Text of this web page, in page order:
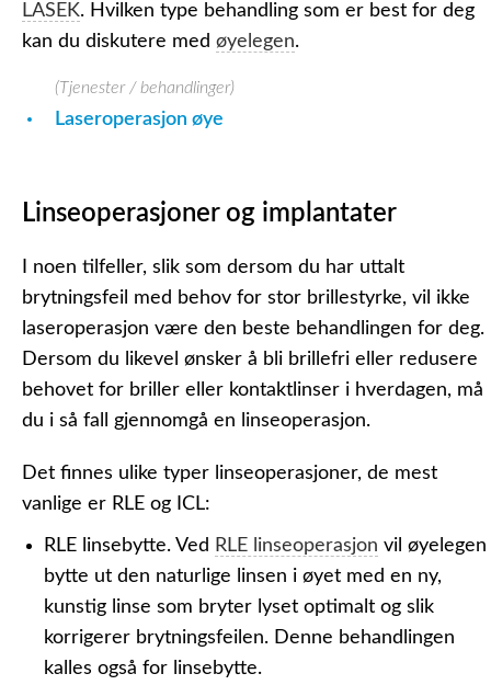
LASEK. Hvilken type behandling som er best for deg
kan du diskutere med øyelegen.
(Tjenester / behandlinger)
Laseroperasjon øye
Linseoperasjoner og implantater
I noen tilfeller, slik som dersom du har uttalt
brytningsfeil med behov for stor brillestyrke, vil ikke
laseroperasjon være den beste behandlingen for deg.
Dersom du likevel ønsker å bli brillefri eller redusere
behovet for briller eller kontaktlinser i hverdagen, må
du i så fall gjennomgå en linseoperasjon.
Det finnes ulike typer linseoperasjoner, de mest
vanlige er RLE og ICL:
RLE linsebytte. Ved RLE linseoperasjon vil øyelegen
bytte ut den naturlige linsen i øyet med en ny,
kunstig linse som bryter lyset optimalt og slik
korrigerer brytningsfeilen. Denne behandlingen
kalles også for linsebytte.